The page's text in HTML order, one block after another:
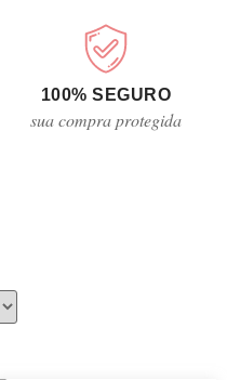
100% SEGURO
sua compra protegida